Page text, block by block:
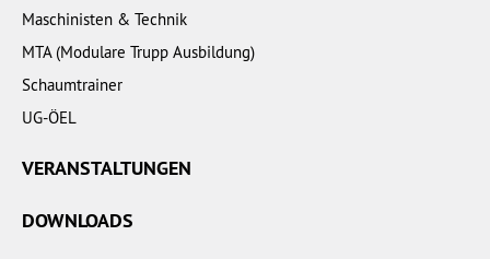
Maschinisten & Technik
MTA (Modulare Trupp Ausbildung)
Schaumtrainer
UG-ÖEL
VERANSTALTUNGEN
DOWNLOADS